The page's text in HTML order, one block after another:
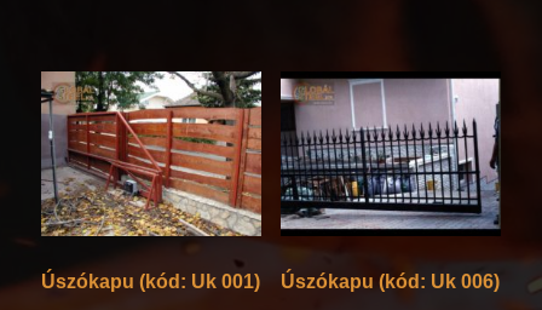
Úszókapu (kód: Uk 001) Úszókapu (kód: Uk 006)